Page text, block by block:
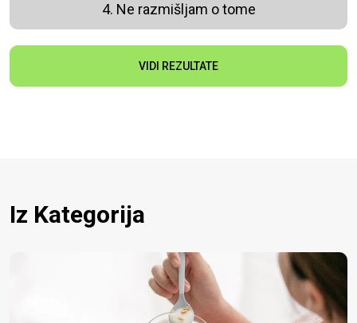
4. Ne razmišljam o tome
VIDI REZULTATE
Iz Kategorija